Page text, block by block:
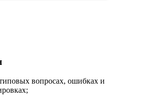
вопросах, ошибках и